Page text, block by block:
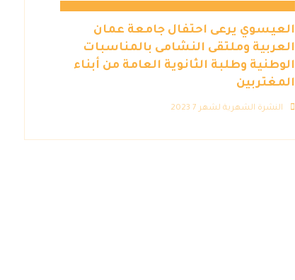
العيسوي يرعى احتفال جامعة عمان
العربية وملتقى النشامى بالمناسبات
الوطنية وطلبة الثانوية العامة من أبناء
المغتربين
النشرة الشهرية لشهر 7 2023